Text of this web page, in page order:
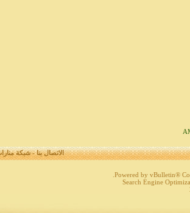
الاتصال بنا-شبكة
Powered by vBulletin®
Search Engine